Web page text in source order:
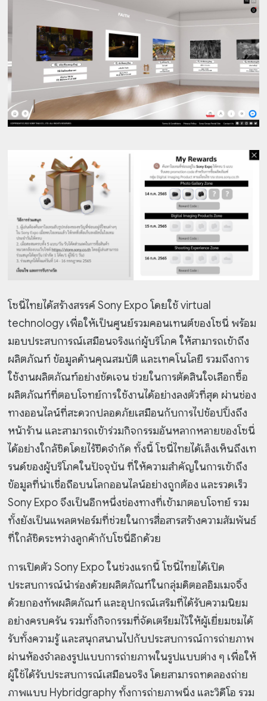
โซนี่ไทยได้สร้างสรรค์ Sony Expo โดยใช้ virtual
technology เพื่อให้เป็นศูนย์รวมคอนเทนต์ของโซนี่ พร้อม
มอบประสบการณ์เสมือนจริงแก่ผู้บริโภค ให้สามารถเข้าถึง
ผลิตภัณฑ์ ข้อมูลด้านคุณสมบัติ และเทคโนโลยี รวมถึงการ
ใช้งานผลิตภัณฑ์อย่างชัดเจน ช่วยในการตัดสินใจเลือกซื้อ
ผลิตภัณฑ์ที่ตอบโจทย์การใช้งานได้อย่างลงตัวที่สุด ผ่านช่อง
ทางออนไลน์ที่สะดวกปลอดภัยเสมือนกับการไปช้อปปิ้งถึง
หน้าร้าน และสามารถเข้าร่วมกิจกรรมอันหลากหลายของโซนี่
ได้อย่างใกล้ชิดโดยไร้ขีดจำกัด ทั้งนี้ โซนี่ไทยได้เล็งเห็นถึงเท
รนด์ของผู้บริโภคในปัจจุบัน ที่ให้ความสำคัญในการเข้าถึง
ข้อมูลที่น่าเชื่อถือบนโลกออนไลน์อย่างถูกต้อง และรวดเร็ว
Sony Expo จึงเป็นอีกหนึ่งช่องทางที่เข้ามาตอบโจทย์ รวม
ทั้งยังเป็นแพลตฟอร์มที่ช่วยในการสื่อสารสร้างความสัมพันธ์
ที่ใกล้ชิดระหว่างลูกค้ากับโซนี่อีกด้วย
การเปิดตัว Sony Expo ในช่วงแรกนี้ โซนี่ไทยได้เปิด
ประสบการณ์นำร่องด้วยผลิตภัณฑ์ในกลุ่มดิตอลอิมเมจจิ้ง
ด้วยกองทัพผลิตภัณฑ์ และอุปกรณ์เสริมที่ได้รับความนิยม
อย่างครบครัน รวมทั้งกิจกรรมที่จัดเตรียมไว้ให้ผู้เยี่ยมชมได้
รับทั้งความรู้ และสนุกสนานไปกับประสบการณ์การถ่ายภาพ
ผ่านห้องจำลองรูปแบบการถ่ายภาพในรูปแบบต่าง ๆ เพื่อให้
ผู้ใช้ได้รับประสบการณ์เสมือนจริง โดยสามารถทดลองถ่าย
ภาพแบบ Hybridgraphy ทั้งการถ่ายภาพนิ่ง และวิดีโอ รวม